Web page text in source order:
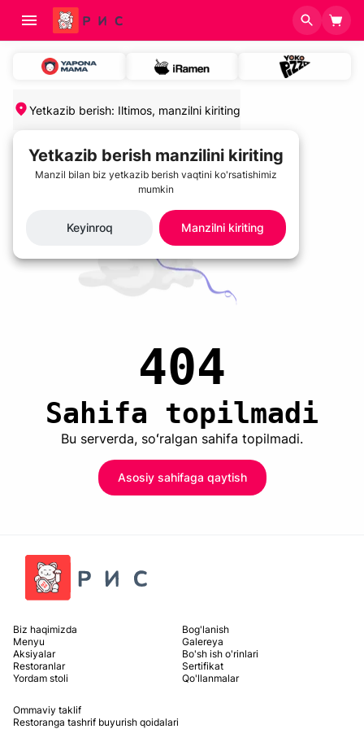
Yetkazib berish: Iltimos, manzilni kiriting
404
Sahifa topilmadi
Bu serverda, soʻralgan sahifa topilmadi.
Asosiy sahifaga qaytish
Biz haqimizda
Menyu
Aksiyalar
Restoranlar
Yordam stoli
Bog'lanish
Galereya
Bo'sh ish o'rinlari
Sertifikat
Qo'llanmalar
Ommaviy taklif
Restoranga tashrif buyurish qoidalari
Yetkazib berish manzilini kiriting
Manzil bilan biz yetkazib berish vaqtini ko'rsatishimiz
mumkin
Keyinroq Manzilni kiriting